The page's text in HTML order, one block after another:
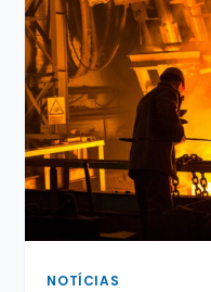
NOTÍCIAS